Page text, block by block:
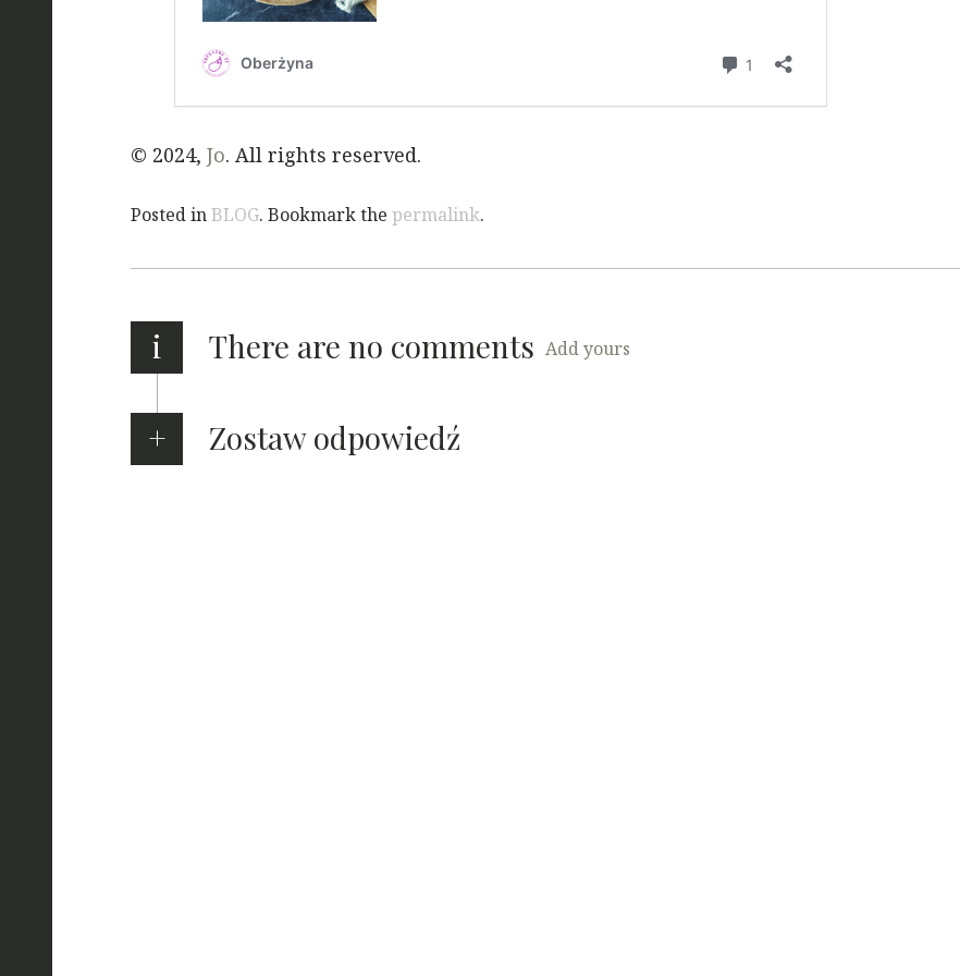
© 2024, Jo. All rights reserved.
Posted inBLOG. Bookmark the permalink.
i There are no comments Add yours
Zostaw odpowiedź